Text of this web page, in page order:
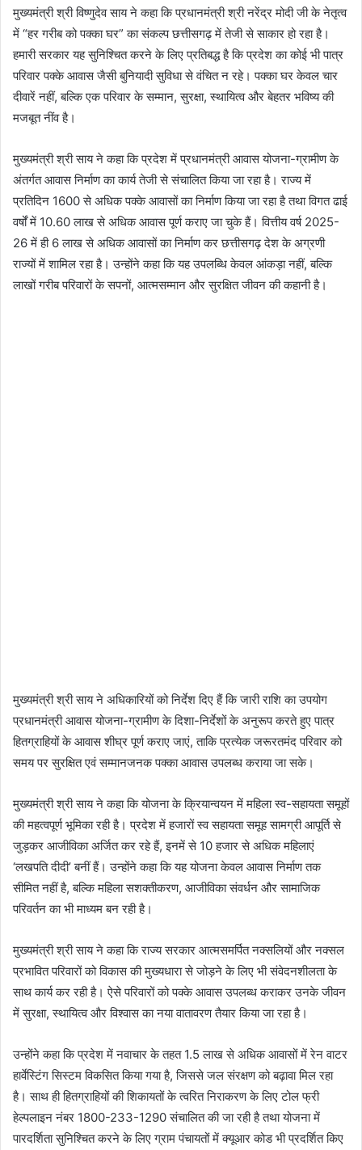
मुख्यमंत्री श्री विष्णुदेव साय ने कहा कि प्रधानमंत्री श्री नरेंद्र मोदी जी के नेतृत्व
में “हर गरीब को पक्का घर” का संकल्प छत्तीसगढ़ में तेजी से साकार हो रहा है।
हमारी सरकार यह सुनिश्चित करने के लिए प्रतिबद्ध है कि प्रदेश का कोई भी पात्र
परिवार पक्के आवास जैसी बुनियादी सुविधा से वंचित न रहे। पक्का घर केवल चार
दीवारें नहीं, बल्कि एक परिवार के सम्मान, सुरक्षा, स्थायित्व और बेहतर भविष्य की
मजबूत नींव है।
मुख्यमंत्री श्री साय ने कहा कि प्रदेश में प्रधानमंत्री आवास योजना-ग्रामीण के
अंतर्गत आवास निर्माण का कार्य तेजी से संचालित किया जा रहा है। राज्य में
प्रतिदिन 1600 से अधिक पक्के आवासों का निर्माण किया जा रहा है तथा विगत ढाई
वर्षों में 10.60 लाख से अधिक आवास पूर्ण कराए जा चुके हैं। वित्तीय वर्ष 2025-
26 में ही 6 लाख से अधिक आवासों का निर्माण कर छत्तीसगढ़ देश के अग्रणी
राज्यों में शामिल रहा है। उन्होंने कहा कि यह उपलब्धि केवल आंकड़ा नहीं, बल्कि
लाखों गरीब परिवारों के सपनों, आत्मसम्मान और सुरक्षित जीवन की कहानी है।
मुख्यमंत्री श्री साय ने अधिकारियों को निर्देश दिए हैं कि जारी राशि का उपयोग
प्रधानमंत्री आवास योजना-ग्रामीण के दिशा-निर्देशों के अनुरूप करते हुए पात्र
हितग्राहियों के आवास शीघ्र पूर्ण कराए जाएं, ताकि प्रत्येक जरूरतमंद परिवार को
समय पर सुरक्षित एवं सम्मानजनक पक्का आवास उपलब्ध कराया जा सके।
मुख्यमंत्री श्री साय ने कहा कि योजना के क्रियान्वयन में महिला स्व-सहायता समूहों
की महत्वपूर्ण भूमिका रही है। प्रदेश में हजारों स्व सहायता समूह सामग्री आपूर्ति से
जुड़कर आजीविका अर्जित कर रहे हैं, इनमें से 10 हजार से अधिक महिलाएं
‘लखपति दीदी’ बनीं हैं। उन्होंने कहा कि यह योजना केवल आवास निर्माण तक
सीमित नहीं है, बल्कि महिला सशक्तीकरण, आजीविका संवर्धन और सामाजिक
परिवर्तन का भी माध्यम बन रही है।
मुख्यमंत्री श्री साय ने कहा कि राज्य सरकार आत्मसमर्पित नक्सलियों और नक्सल
प्रभावित परिवारों को विकास की मुख्यधारा से जोड़ने के लिए भी संवेदनशीलता के
साथ कार्य कर रही है। ऐसे परिवारों को पक्के आवास उपलब्ध कराकर उनके जीवन
में सुरक्षा, स्थायित्व और विश्वास का नया वातावरण तैयार किया जा रहा है।
उन्होंने कहा कि प्रदेश में नवाचार के तहत 1.5 लाख से अधिक आवासों में रेन वाटर
हार्वेस्टिंग सिस्टम विकसित किया गया है, जिससे जल संरक्षण को बढ़ावा मिल रहा
है। साथ ही हितग्राहियों की शिकायतों के त्वरित निराकरण के लिए टोल फ्री
हेल्पलाइन नंबर 1800-233-1290 संचालित की जा रही है तथा योजना में
पारदर्शिता सुनिश्चित करने के लिए ग्राम पंचायतों में क्यूआर कोड भी प्रदर्शित किए